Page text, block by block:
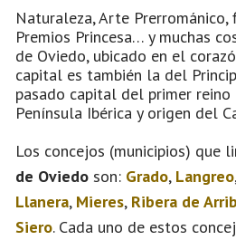
Naturaleza, Arte
Premios Princesa… y muchas
de Oviedo, ubicado en el
capital es también la del
pasado capital del primer
Península Ibérica y origen del
Los concejos (municipios) que
de Oviedo son: Grado, Langreo,
Llanera, Mieres, Ribera de
Siero. Cada uno de estos